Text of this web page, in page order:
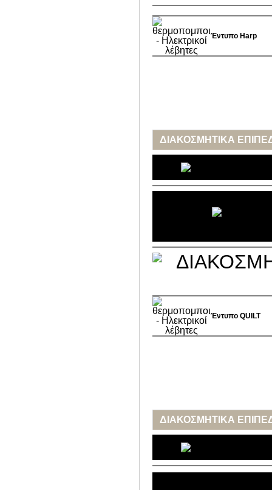
Έντυπο Harp
ΔΙΑΚΟΣΜΗΤΙΚΑ
Έντυπο QUILT
ΔΙΑΚΟΣΜΗΤΙΚΑ